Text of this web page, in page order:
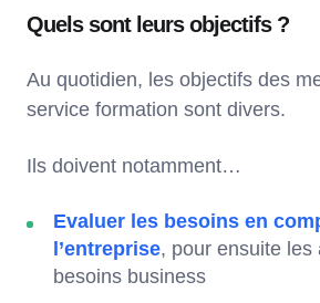
Quels sont leurs objectifs ?
Au quotidien, les objectifs des
service formation sont divers.
Ils doivent notamment…
Evaluer les besoins en
l’entreprise, pour ensuite les
besoins business